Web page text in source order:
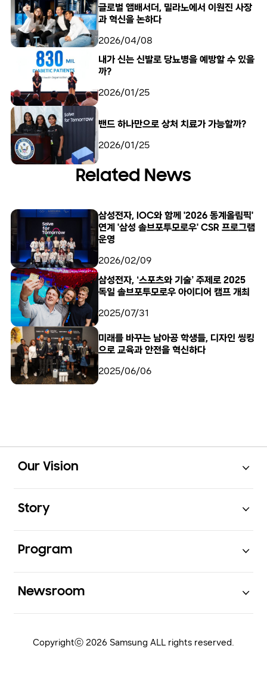
글로벌 앰배서더, 밀라노에서 이원진 사장
과 혁신을 논하다
2026/04/08
내가 신는 신발로 당뇨병을 예방할 수 있을
까?
2026/01/25
밴드 하나만으로 상처 치료가 가능할까?
2026/01/25
Related News
삼성전자, IOC와 함께 '2026 동계올림픽'
연계 '삼성 솔브포투모로우' CSR 프로그램
운영
2026/02/09
삼성전자, ‘스포츠와 기술’ 주제로 2025
독일 솔브포투모로우 아이디어 캠프 개최
2025/07/31
미래를 바꾸는 남아공 학생들, 디자인 씽킹
으로 교육과 안전을 혁신하다
2025/06/06
Our Vision
Story
Program
Newsroom
Copyrightⓒ 2026 Samsung ALL rights reserved.